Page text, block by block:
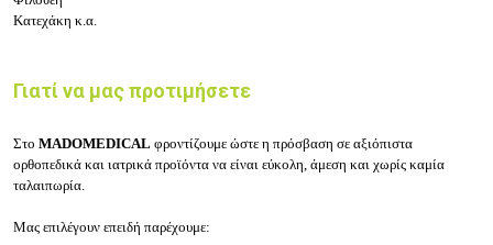
Κατεχάκη κ.α.
Γιατί να μας προτιμήσετε
Στο MADOMEDICAL φροντίζουμε ώστε η πρόσβαση σε αξιόπιστα
ορθοπεδικά και ιατρικά προϊόντα να είναι εύκολη, άμεση και χωρίς καμία
ταλαιπωρία.
Μας επιλέγουν επειδή παρέχουμε: